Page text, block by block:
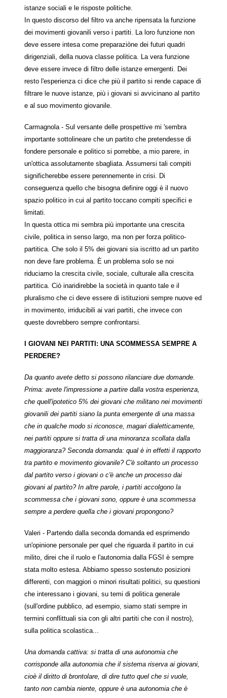
istanze sociali e le risposte politiche.
In questo discorso del filtro va anche ripensata la funzione
dei movimenti giovanili verso i partiti. La loro funzione non
deve essere intesa come preparaziòne dei futuri quadri
dirigenziali, della nuova classe politica. La vera funzione
deve essere invece di filtro delle istanze emergenti. Dei
resto l'esperienza ci dice che più il partito si rende capace di
filtrare le nuove istanze, più i giovani si avvicinano al partito
e al suo movimento giovanile.
Carmagnola - Sul versante delle prospettive mi 'sembra
importante sottolineare che un partito che pretendesse di
fondere personale e politico si porrebbe, a mio parere, in
un'ottica assolutamente sbagliata. Assumersi tali compiti
significherebbe essere perennemente in crisi. Di
conseguenza quello che bisogna definire oggi è il nuovo
spazio politico in cui al partito toccano compiti specifici e
limitati.
In questa ottica mi sembra più importante una crescita
civile, politica in senso largo, ma non per forza politico-
partitica. Che solo il 5% dei giovani sia iscritto ad un partito
non deve fare problema. È un problema solo se noi
riduciamo la crescita civile, sociale, culturale alla crescita
partitica. Ciò inaridirebbe la società in quanto tale e il
pluralismo che ci deve essere di istituzioni sempre nuove ed
in movimento, irriducibili ai vari partiti, che invece con
queste dovrebbero sempre confrontarsi.
I GIOVANI NEI PARTITI: UNA SCOMMESSA SEMPRE A
PERDERE?
Da quanto avete detto si possono rilanciare due domande.
Prima: avete l'impressione a partire dalla vostra esperienza,
che quell'ipotetico 5% dei giovani che militano nei movimenti
giovanili dei partiti siano la punta emergente di una massa
che in qualche modo si riconosce, magari dialetticamente,
nei partiti oppure si tratta di una minoranza scollata dalla
maggioranza? Seconda domanda: qual è in effetti il rapporto
tra partito e movimento giovanile? C'è soltanto un processo
dal partito verso i giovani o c'è anche un processo dai
giovani al partito? In altre parole, i partiti accolgono la
scommessa che i giovani sono, oppure è una scommessa
sempre a perdere quella che i giovani propongono?
Valeri - Partendo dalla seconda domanda ed esprimendo
un'opinione personale per quel che riguarda il partito in cui
milito, direi che il ruolo e l'autonomia dalla FGSI è sempre
stata molto estesa. Abbiamo spesso sostenuto posizioni
differenti, con maggiori o minori risultati politici, su questioni
che interessano i giovani, su temi di politica generale
(sull'ordine pubblico, ad esempio, siamo stati sempre in
termini conflittuali sia con gli altri partiti che con il nostro),
sulla politica scolastica...
Una domanda cattiva: si tratta di una autonomia che
corrisponde alla autonomia che il sistema riserva ai giovani,
cioè il diritto di brontolare, di dire tutto quel che si vuole,
tanto non cambia niente, oppure è una autonomia che è